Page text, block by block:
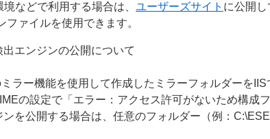
などで利用する場合は、 ユーザーズサイト に公開
ファイルを使用できます。
出エンジンの公開について
ラー機能を使用して作成したミラーフォルダーを
の設定で「エラー：アクセス許可がないため構成
ンを公開する場合は、任意のフォルダー（例：